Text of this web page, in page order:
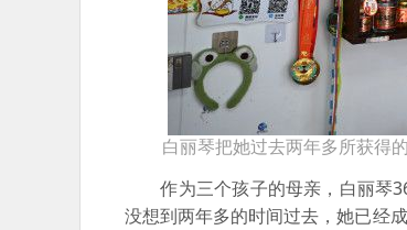
白丽琴把她过去两年多所获得
作为三个孩子的母亲，白丽琴36
没想到两年多的时间过去，她已经